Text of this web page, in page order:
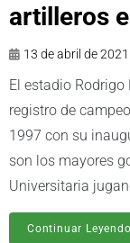
artilleros
13 de abril de 2021
El estadio
registro de
1997 con su
son los mayores
Universitaria
Continuar Leyendo